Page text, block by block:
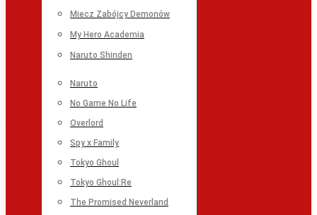
Miecz Zabójcy Demonów
My Hero Academia
Naruto Shinden
Naruto
No Game No Life
Overlord
Spy x Family
Tokyo Ghoul
Tokyo Ghoul:Re
The Promised Neverland